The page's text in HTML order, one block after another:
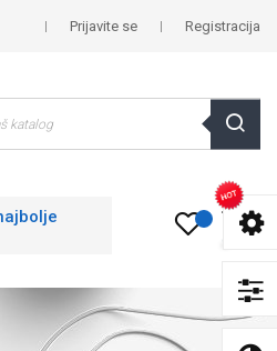
Prijavite se Registracija
0